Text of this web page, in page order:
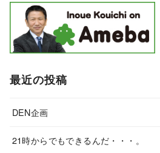
最近の投稿
DEN企画
21時からでもできるんだ・・・。